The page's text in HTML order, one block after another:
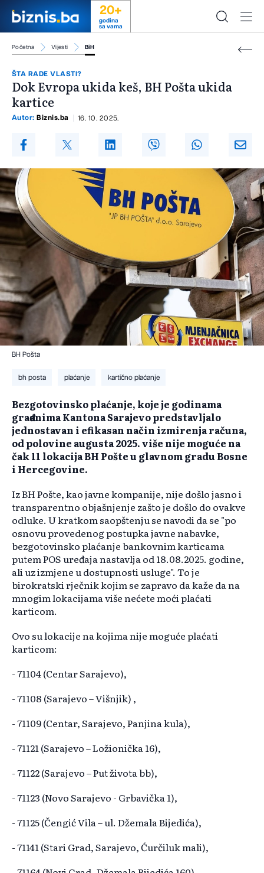
20+
godina
sa vama
Početna Vijesti BiH
ŠTA RADE VLASTI?
Dok Evropa ukida keš, BH Pošta ukida
kartice
Autor: Biznis.ba 16. 10. 2025.
BH Pošta
bh posta plaćanje kartično plaćanje
Bezgotovinsko plaćanje, koje je godinama
građanima Kantona Sarajevo predstavljalo
jednostavan i efikasan način izmirenja računa,
od polovine augusta 2025. više nije moguće na
čak 11 lokacija BH Pošte u glavnom gradu Bosne
i Hercegovine.
Iz BH Pošte, kao javne kompanije, nije došlo jasno i
transparentno objašnjenje zašto je došlo do ovakve
odluke. U kratkom saopštenju se navodi da se "po
osnovu provedenog postupka javne nabavke,
bezgotovinsko plaćanje bankovnim karticama
putem POS uređaja nastavlja od 18.08.2025. godine,
ali uz izmjene u dostupnosti usluge". To je
birokratski rječnik kojim se zapravo da kaže da na
mnogim lokacijama više nećete moći plaćati
karticom.
Ovo su lokacije na kojima nije moguće plaćati
karticom:
- 71104 (Centar Sarajevo),
- 71108 (Sarajevo – Višnjik) ,
- 71109 (Centar, Sarajevo, Panjina kula),
- 71121 (Sarajevo – Ložionička 16),
- 71122 (Sarajevo – Put života bb),
- 71123 (Novo Sarajevo - Grbavička 1),
- 71125 (Čengić Vila – ul. Džemala Bijedića),
- 71141 (Stari Grad, Sarajevo, Ćurčiluk mali),